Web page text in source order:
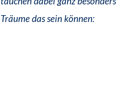
Träume das sein können: